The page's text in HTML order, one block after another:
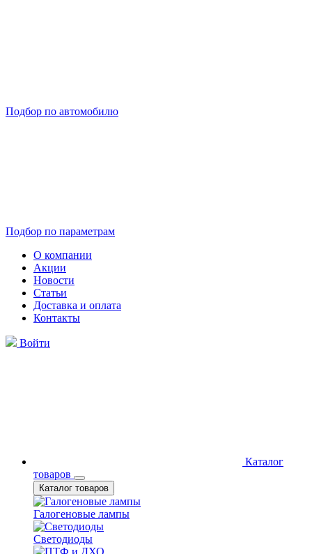
Подбор по автомобилю
Подбор по параметрам
О компании
Акции
Новости
Статьи
Доставка и оплата
Контакты
Войти
Каталог
товаров
Каталог товаров
Галогеновые лампы
Светодиоды